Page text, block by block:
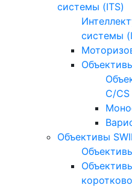
системы (ITS)
системы
C/CS
Объективы